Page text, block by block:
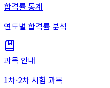
합격률 통계
연도별 합격률 분석
과목 안내
1차·2차 시험 과목